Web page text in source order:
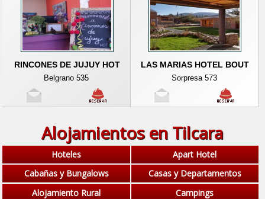
RINCONES DE JUJUY HOT
Belgrano 535
LAS MARIAS HOTEL BOUT
Sorpresa 573
Alojamientos en Tilcara
Hoteles
Apart Hotel
Cabañas y Bungalows
Casas y Departamentos
Alojamiento Rural
Campings